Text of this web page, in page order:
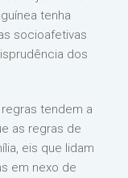
tenha
socioafetivas
dos
tendem a
as regras de
eis que lidam
em nexo de